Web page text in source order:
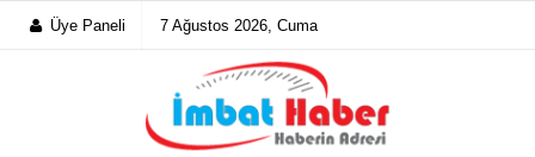
Üye Paneli 7 Ağustos 2026, Cuma